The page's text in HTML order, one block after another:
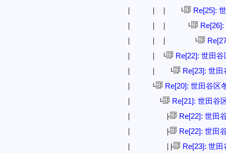
│ │ │ └ Re[25]:
│ │ │ └
│ │ │ └
│ │ └ Re[22]: 世田
│ │ └ Re[23]: 世
│ └ Re[20]: 世田谷区
│ └ Re[21]: 世田谷
│ ├ Re[22]: 世田
│ ├ Re[22]: 世田
│ │├ Re[23]: 世